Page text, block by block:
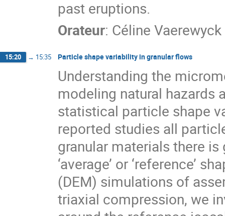
past eruptions.
Orateur: Céline Vaerewyck
15:20 → 15:35 Particle shape variability in granular flows
Understanding the
modeling natural hazards
statistical particle shape
reported studies all
granular materials there
‘average’ or ‘reference’
(DEM) simulations of
triaxial compression, we